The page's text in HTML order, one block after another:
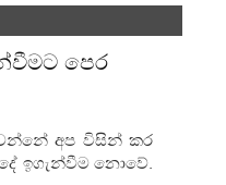
පෙර
අප විසින් කර
ඉගැන්වීම නොවේ.